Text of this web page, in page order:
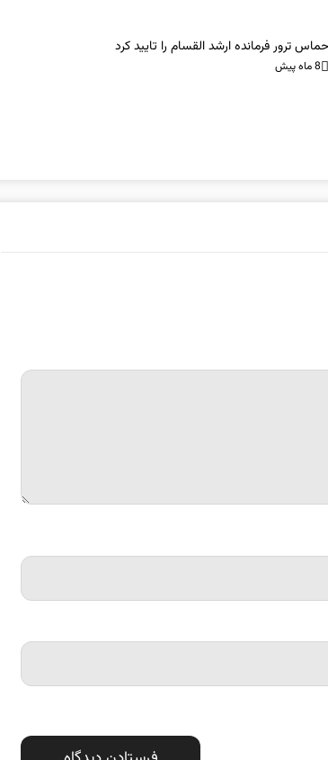
حماس ترور فرمانده ارشد القسام را تایید کرد
8 ماه پیش